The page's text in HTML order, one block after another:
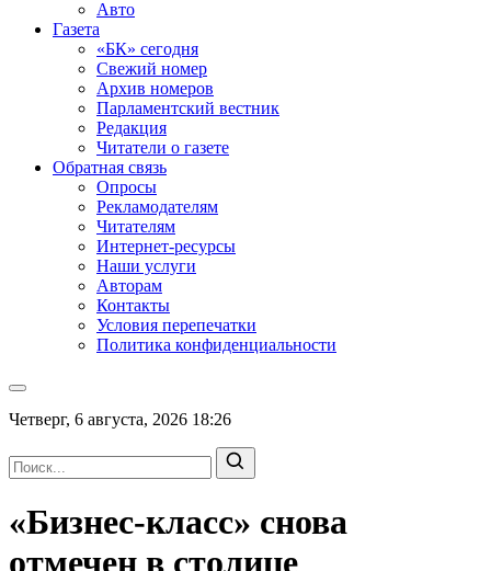
Авто
Газета
«БК» сегодня
Свежий номер
Архив номеров
Парламентский вестник
Редакция
Читатели о газете
Обратная связь
Опросы
Рекламодателям
Читателям
Интернет-ресурсы
Наши услуги
Авторам
Контакты
Условия перепечатки
Политика конфиденциальности
Четверг, 6 августа, 2026 18:26
«Бизнес-класс» снова
отмечен в столице